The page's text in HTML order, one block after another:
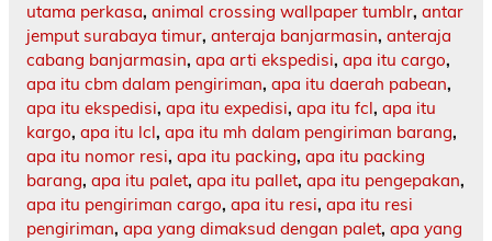
utama perkasa, animal crossing wallpaper tumblr, antar
jemput surabaya timur, anteraja banjarmasin, anteraja
cabang banjarmasin, apa arti ekspedisi, apa itu cargo,
apa itu cbm dalam pengiriman, apa itu daerah pabean,
apa itu ekspedisi, apa itu expedisi, apa itu fcl, apa itu
kargo, apa itu lcl, apa itu mh dalam pengiriman barang,
apa itu nomor resi, apa itu packing, apa itu packing
barang, apa itu palet, apa itu pallet, apa itu pengepakan,
apa itu pengiriman cargo, apa itu resi, apa itu resi
pengiriman, apa yang dimaksud dengan palet, apa yang